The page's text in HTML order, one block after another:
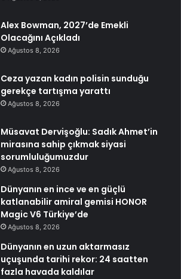
Alex Bowman, 2027’de Emekli
Olacağını Açıkladı
Ağustos 8, 2026
Ceza yazan kadın polisin sunduğu
gerekçe tartışma yarattı
Ağustos 8, 2026
Müsavat Dervişoğlu: Sadık Ahmet’in
mirasına sahip çıkmak siyasi
sorumluluğumuzdur
Ağustos 8, 2026
Dünyanın en ince ve en güçlü
katlanabilir amiral gemisi HONOR
Magic V6 Türkiye’de
Ağustos 8, 2026
Dünyanın en uzun aktarmasız
uçuşunda tarihi rekor: 24 saatten
fazla havada kaldılar